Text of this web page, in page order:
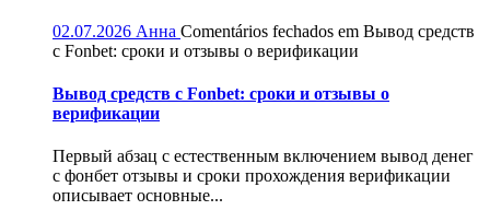
02.07.2026 Анна Comentários fechados em Вывод средств
с Fonbet: сроки и отзывы о верификации
Вывод средств с Fonbet: сроки и отзывы о
верификации
Первый абзац с естественным включением вывод денег
с фонбет отзывы и сроки прохождения верификации
описывает основные...